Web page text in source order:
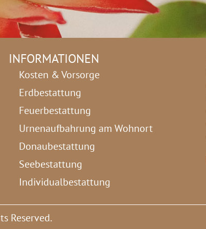
INFORMATIONEN
Kosten & Vorsorge
Erdbestattung
Feuerbestattung
Urnenaufbahrung am Wohnort
Donaubestattung
Seebestattung
Individualbestattung
Reserved.